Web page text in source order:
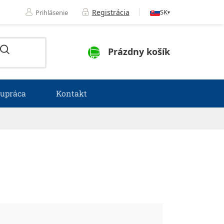
Prihlásenie Registrácia SK▾
NÁKUPNÝ KOŠÍK
Prázdny košík
Kontakt